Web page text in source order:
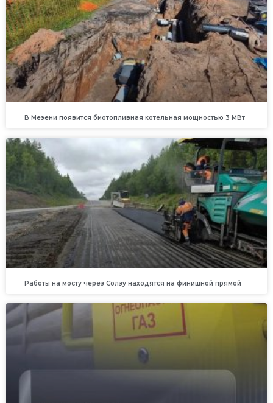
В Мезени появится биотопливная котельная мощностью 3 МВт
Работы на мосту через Солзу находятся на финишной прямой